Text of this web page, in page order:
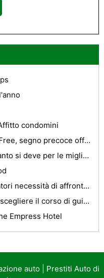
condomini
Cars Pubblicità Online For Free, segno precoce offerte
Perché pagare di più di quanto si deve per le migliori auto usate in Australia ha in vendita?
Domande degli altri viaggiatori necessità di affrontare quando si pianifica Crociere
Cinque punti per aiutarvi a scegliere il corso di guida destro
Empress Hotel
auto
Prestiti Auto di